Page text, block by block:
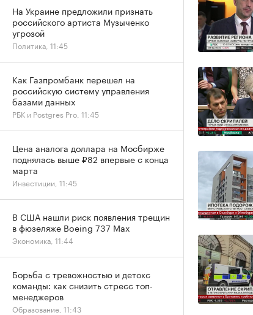
На Украине предложили признать
российского артиста Музыченко
угрозой
Политика, 11:45
Как Газпромбанк перешел на
российскую систему управления
базами данных
РБК и Postgres Pro, 11:45
Цена аналога доллара на Мосбирже
поднялась выше ₽82 впервые с конца
марта
Инвестиции, 11:45
В США нашли риск появления трещин
в фюзеляже Boeing 737 Max
Экономика, 11:44
Борьба с тревожностью и детокс
команды: как снизить стресс топ-
менеджеров
Образование, 11:43